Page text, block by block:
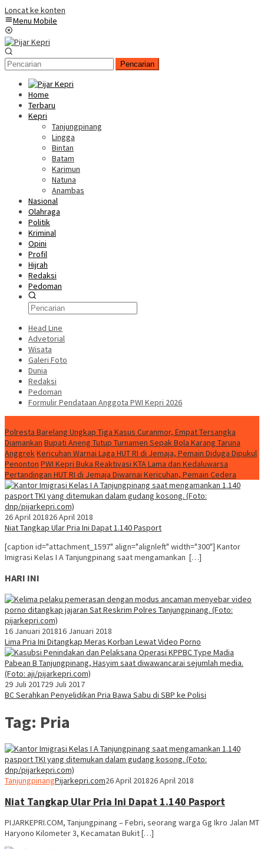
Loncat ke konten
Menu Mobile
Pencarian
Home
Terbaru
Kepri
Tanjungpinang
Lingga
Bintan
Batam
Karimun
Natuna
Anambas
Nasional
Olahraga
Politik
Kriminal
Opini
Profil
Hijrah
Redaksi
Pedoman
Head Line
Advetorial
Wisata
Galeri Foto
Dunia
Redaksi
Pedoman
Formulir Pendataan Anggota PWI Kepri 2026
Polresta Barelang Ungkap Tiga Kasus Curanmor, Empat Tersangka
Diamankan Bupati Aneng Tutup Turnamen Sepak Bola Karang Taruna
AnggrekKericuhan Warnai Laga HUT RI di Jemaja, Pemain Diduga Dipukul
Penonton PWI Kepri Buka Reaktivasi KTA Lama dan Kedaluwarsa
Pertandingan HUT RI di Jemaja Diwarnai Kericuhan, Pemain Cedera
26 April 201826 April 2018
Niat Tangkap Ular Pria Ini Dapat 1.140 Pasport
[caption id="attachment_1597" align="alignleft" width="300"] Kantor
Imigrasi Kelas I A Tanjungpinang saat mengamankan […]
HARI INI
16 Januari 201816 Januari 2018
Lima Pria Ini Ditangkap Meras Korban Lewat Video Porno
29 Juli 201729 Juli 2017
BC Serahkan Penyelidikan Pria Bawa Sabu di SBP ke Polisi
Tag: Pria
TanjungpinangPijarkepri.com26 April 201826 April 2018
Niat Tangkap Ular Pria Ini Dapat 1.140 Pasport
PIJARKEPRI.COM, Tanjungpinang – Febri, seorang warga Gg Ikro Jalan MT
Haryono Kilometer 3, Kecamatan Bukit […]